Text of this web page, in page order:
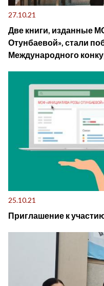
27.10.21
Две книги, изданные
Отунбаевой», стали
Международного
25.10.21
Приглашение к